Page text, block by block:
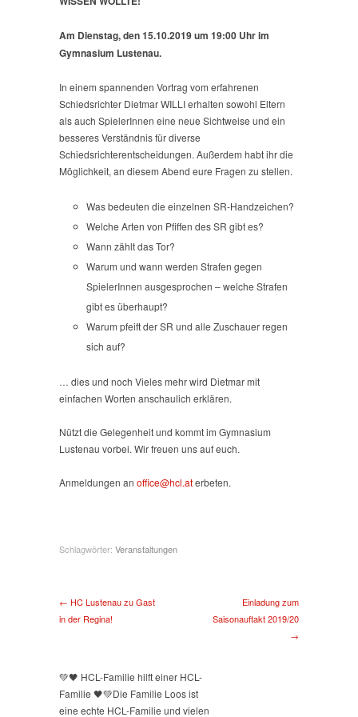
Am Dienstag, den 15.10.2019 um 19:00 Uhr im
Gymnasium Lustenau.
In einem spannenden Vortrag vom erfahrenen
Schiedsrichter Dietmar WILLI erhalten sowohl Eltern
als auch SpielerInnen eine neue Sichtweise und ein
besseres Verständnis für diverse
Schiedsrichterentscheidungen. Außerdem habt ihr die
Möglichkeit, an diesem Abend eure Fragen zu stellen.
Was bedeuten die einzelnen SR-Handzeichen?
Welche Arten von Pfiffen des SR gibt es?
Wann zählt das Tor?
Warum und wann werden Strafen gegen
SpielerInnen ausgesprochen – welche Strafen
gibt es überhaupt?
Warum pfeift der SR und alle Zuschauer regen
sich auf?
… dies und noch Vieles mehr wird Dietmar mit
einfachen Worten anschaulich erklären.
Nützt die Gelegenheit und kommt im Gymnasium
Lustenau vorbei. Wir freuen uns auf euch.
Anmeldungen an office@hcl.aterbeten.
Schlagwörter: Veranstaltungen
← HC Lustenau zu Gast
in der Regina!
Einladung zum
Saisonauftakt 2019/20
→
💚🖤 HCL-Familie hilft einer HCL-
Familie 🖤💚Die Familie Loos ist
eine echte HCL-Familie und vielen